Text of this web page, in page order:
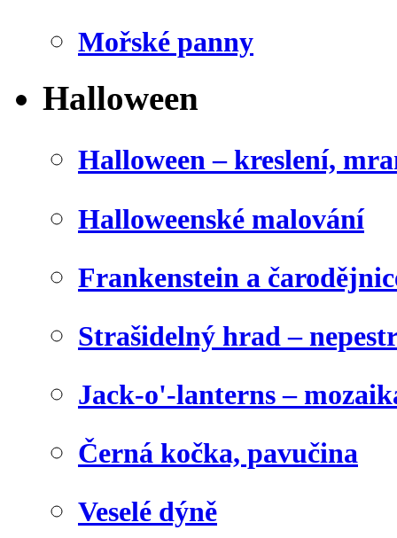
Mořské panny
Halloween
Halloween – kreslení,
Halloweenské malování
Frankenstein a
Strašidelný hrad –
Jack-o'-lanterns –
Černá kočka, pavučina
Veselé dýně